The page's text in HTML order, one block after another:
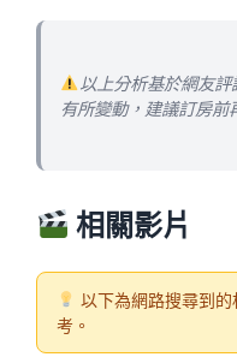
以上分析基於網友
有所變動，建議訂房前
相關影片
以下為網路搜尋到
考。